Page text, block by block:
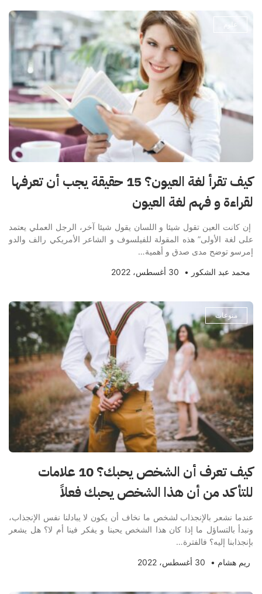
علوم
كيف تقرأ لغة العيون؟ 15 حقيقة يجب أن تعرفها
لقراءة و فهم لغة العيون
إن كانت العين تقول شيئا و اللسان يقول شيئا آخر، الرجل العملي يعتمد
على لغة الأولى” هذه المقولة للفيلسوف و الشاعر الأمريكي رالف والدو
إمرسو توضح مدى صدق و أهمية…
محمد عبد الشكور • 30 أغسطس، 2022
منوعات
كيف تعرف أن الشخص يحبك؟ 10 علامات
للتأكد من أن هذا الشخص يحبك فعلاً
عندما نشعر بالإنجذاب لشخص ما نخاف أن يكون لا يبادلنا نفس الإنجذاب،
ونبدأ بالتساؤل ما إذا كان هذا الشخص يحبنا و يفكر فينا أم لا؟ هل يشعر
بإنجذابنا إليه؟ فالفترة…
ريم هشام • 30 أغسطس، 2022